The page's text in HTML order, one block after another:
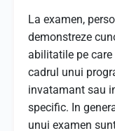
La examen,
demonstreze
abilitatile pe
cadrul unui
invatamant sau
specific. In
unui examen